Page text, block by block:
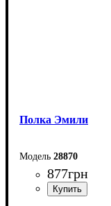
Полка Эмили
28870
877грн